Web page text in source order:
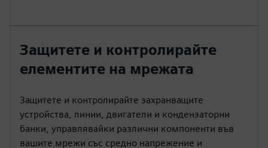
Защитете и контролирайте
елементите на мрежата
Защитете и контролирайте захранващите
устройства, линии, двигатели и кондензаторни
банки, управлявайки различни компоненти във
вашите мрежи със средно напрежение и